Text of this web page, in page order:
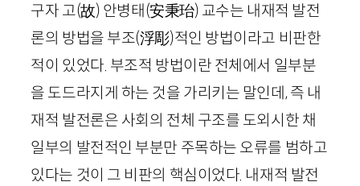
구자 고(故) 안병태(安秉珆) 교수는 내재적 발전
론의 방법을 부조(浮彫)적인 방법이라고 비판한
적이 있었다. 부조적 방법이란 전체에서 일부분
을 도드라지게 하는 것을 가리키는 말인데, 즉 내
재적 발전론은 사회의 전체 구조를 도외시한 채
일부의 발전적인 부분만 주목하는 오류를 범하고
있다는 것이 그 비판의 핵심이었다. 내재적 발전